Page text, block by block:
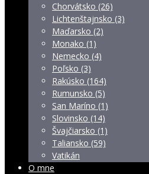
Chorvátsko (26)
Lichtenštajnsko (3)
Maďarsko (2)
Monako (1)
Nemecko (4)
Poľsko (3)
Rakúsko (164)
Rumunsko (5)
San Maríno (1)
Slovinsko (14)
Švajčiarsko (1)
Taliansko (59)
Vatikán
O mne